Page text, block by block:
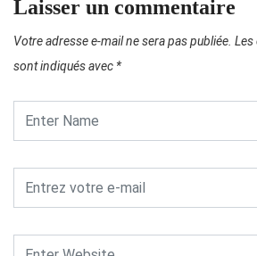
Laisser un commentaire
Votre adresse e-mail ne sera pas publiée. Les
sont indiqués avec *